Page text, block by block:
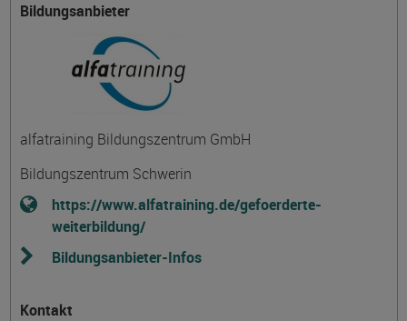
Bildungsanbieter
alfatraining Bildungszentrum GmbH
Bildungszentrum Schwerin
https://www.alfatraining.de/gefoerderte-
weiterbildung/
Bildungsanbieter-Infos
Kontakt